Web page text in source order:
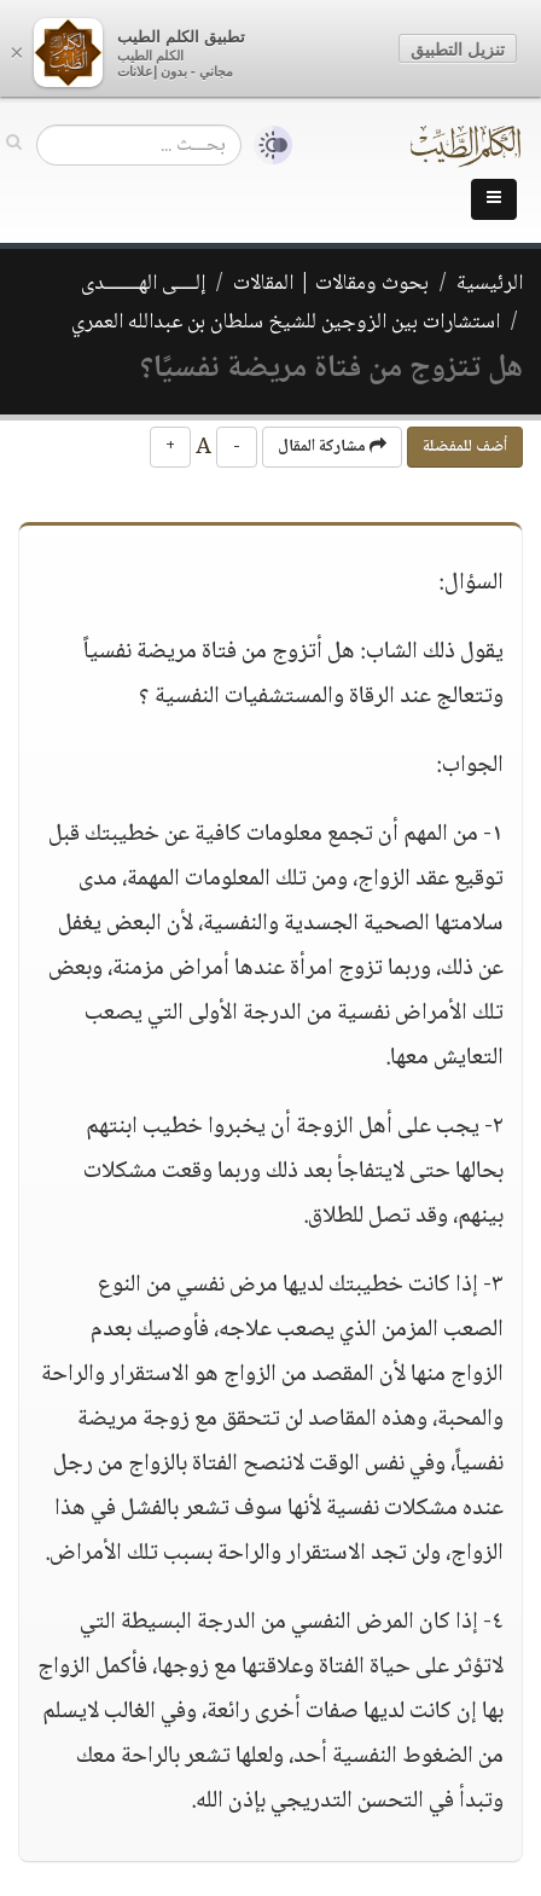
الرئيسية بحوث ومقالات | المقالات
إلــــى الهـــــــدى
استشارات بين الزوجين للشيخ سلطان بن عبدالله العمري
هل تتزوج من فتاة مريضة نفسيًا؟
أضف للمفضلة مشاركة المقال -
+
السؤال:
يقول ذلك الشاب: هل أتزوج من فتاة مريضة نفسياً
وتتعالج عند الرقاة والمستشفيات النفسية ؟
الجواب:
١- من المهم أن تجمع معلومات كافية عن خطيبتك قبل
توقيع عقد الزواج، ومن تلك المعلومات المهمة، مدى
سلامتها الصحية الجسدية والنفسية، لأن البعض يغفل
عن ذلك، وربما تزوج امرأة عندها أمراض مزمنة، وبعض
تلك الأمراض نفسية من الدرجة الأولى التي يصعب
التعايش معها.
٢- يجب على أهل الزوجة أن يخبروا خطيب ابنتهم
بحالها حتى لايتفاجأ بعد ذلك وربما وقعت مشكلات
بينهم، وقد تصل للطلاق.
٣- إذا كانت خطيبتك لديها مرض نفسي من النوع
الصعب المزمن الذي يصعب علاجه، فأوصيك بعدم
الزواج منها لأن المقصد من الزواج هو الاستقرار والراحة
والمحبة، وهذه المقاصد لن تتحقق مع زوجة مريضة
نفسياً، وفي نفس الوقت لاننصح الفتاة بالزواج من رجل
عنده مشكلات نفسية لأنها سوف تشعر بالفشل في هذا
الزواج، ولن تجد الاستقرار والراحة بسبب تلك الأمراض.
٤- إذا كان المرض النفسي من الدرجة البسيطة التي
لاتؤثر على حياة الفتاة وعلاقتها مع زوجها، فأكمل الزواج
بها إن كانت لديها صفات أخرى رائعة، وفي الغالب لايسلم
من الضغوط النفسية أحد، ولعلها تشعر بالراحة معك
وتبدأ في التحسن التدريجي بإذن الله.
×
تطبيق الكلم الطيب
الكلم الطيب
مجاني - بدون إعلانات
تنزيل التطبيق